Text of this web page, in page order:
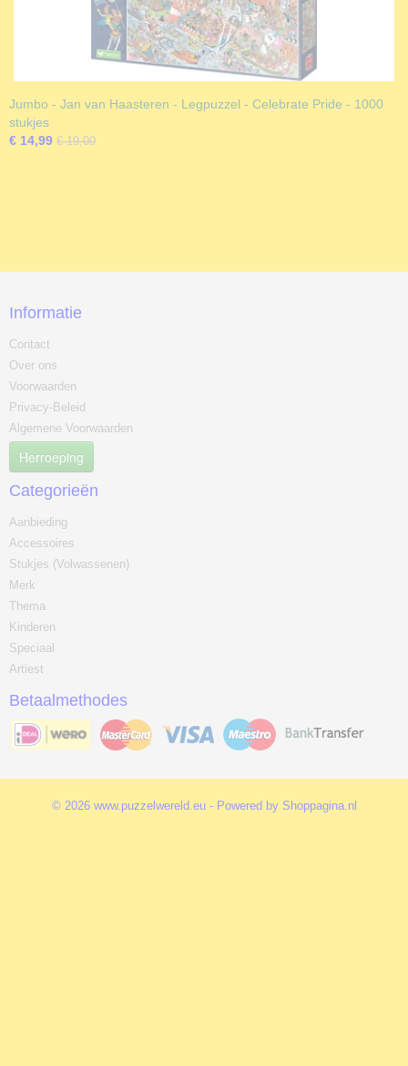
Jumbo - Jan van Haasteren - Legpuzzel - Celebrate Pride - 1000
stukjes
€ 14,99 € 19,00
Informatie
Contact
Over ons
Voorwaarden
Privacy-Beleid
Algemene Voorwaarden
Herroeping
Categorieën
Aanbieding
Accessoires
Stukjes (Volwassenen)
Merk
Thema
Kinderen
Speciaal
Artiest
Betaalmethodes
© 2026 www.puzzelwereld.eu - Powered by Shoppagina.nl